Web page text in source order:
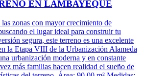
EN LAMBAYEQUE
zonas con mayor crecimiento de
el lugar ideal para construir tu
segura, este terreno es una excelente
la Etapa VIII de la Urbanización Alameda
urbanización moderna y en constante
más familias hacen realidad el sueño de